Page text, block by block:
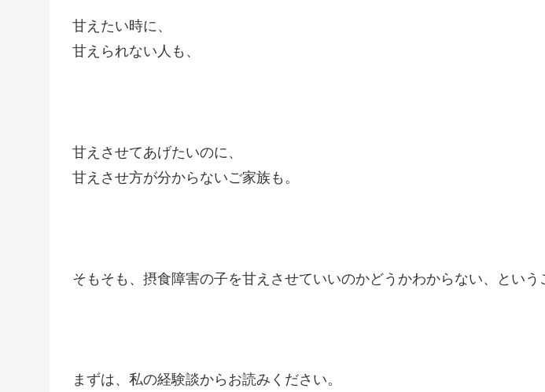
甘えたい時に、
甘えられない人も、
甘えさせてあげたいのに、
甘えさせ方が分からないご家族も。
そもそも、摂食障害の子を甘えさせていいのかどうかわからない、という
まずは、私の経験談からお読みください。